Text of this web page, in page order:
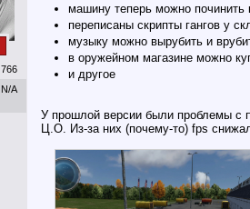
766
N/A
машину теперь можно
переписаны скрипты гангов у
музыку можно вырубить и
в оружейном магазине можно
и другое
У прошлой версии были проблемы с
Ц.О. Из-за них (почему-то) fps